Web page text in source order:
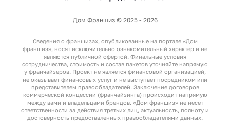
Дом Франшиз © 2025 - 2026